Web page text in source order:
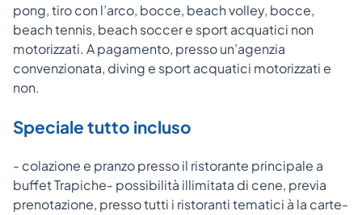
pong, tiro con l’arco, bocce, beach volley, bocce,
beach tennis, beach soccer e sport acquatici non
motorizzati. A pagamento, presso un’agenzia
convenzionata, diving e sport acquatici motorizzati e
non.
Speciale tutto incluso
- colazione e pranzo presso il ristorante principale a
buffet Trapiche- possibilità illimitata di cene, previa
prenotazione, presso tutti i ristoranti tematici à la carte-